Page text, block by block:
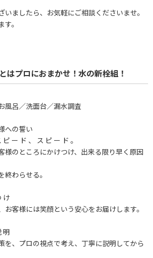
いましたら、お気軽にご相談くださいませ。
。
はプロにおまかせ！水の新栓組！
風呂／洗面台／漏水調査
への誓い
ー ド 、 ス ピ ー ド 。
様のところにかけつけ、出来る限り早く原因
わらせる。
け
お客様には笑顔という安心をお届けします。
明
を、プロの視点で考え、丁寧に説明してから